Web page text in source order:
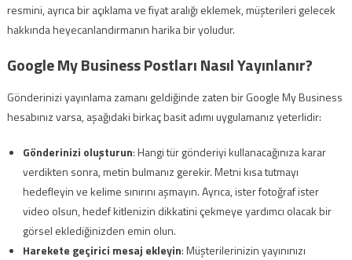
resmini, ayrıca bir açıklama ve fiyat aralığı eklemek, müşterileri gelecek
hakkında heyecanlandırmanın harika bir yoludur.
Google My Business Postları Nasıl Yayınlanır?
Gönderinizi yayınlama zamanı geldiğinde zaten bir Google My Business
hesabınız varsa, aşağıdaki birkaç basit adımı uygulamanız yeterlidir:
Gönderinizi oluşturun: Hangi tür gönderiyi kullanacağınıza karar
verdikten sonra, metin bulmanız gerekir. Metni kısa tutmayı
hedefleyin ve kelime sınırını aşmayın. Ayrıca, ister fotoğraf ister
video olsun, hedef kitlenizin dikkatini çekmeye yardımcı olacak bir
görsel eklediğinizden emin olun.
Harekete geçirici mesaj ekleyin: Müşterilerinizin yayınınızı